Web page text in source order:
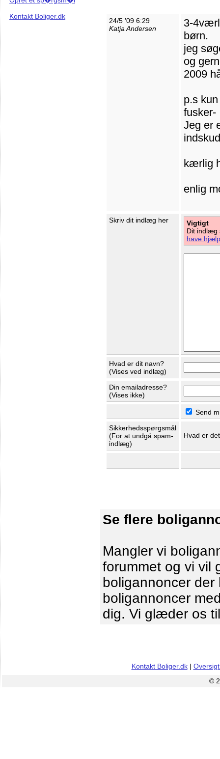
Kontakt Boliger.dk
24/5 '09 6:29
Katja Andersen
3-
børn.
jeg
og
2009
p.s
fusker-
Jeg er
kærlig
enlig
Skriv dit indlæg her
Vigtigt
Dit indlæg
have
Hvad er dit navn?
(Vises ved indlæg)
Din emailadresse?
(Vises ikke)
Send
Sikkerhedsspørgsmål
(For at undgå spam-
indlæg)
Hvad er
Se flere
Mangler vi
forummet og vi vil
boligannoncer der
boligannoncer
dig. Vi glæder os
Kontakt Boliger.dk|
©